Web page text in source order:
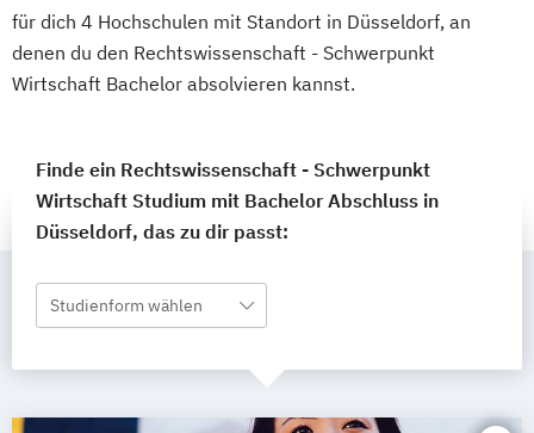
für dich 4 Hochschulen mit Standort in Düsseldorf, an
denen du den Rechtswissenschaft - Schwerpunkt
Wirtschaft Bachelor absolvieren kannst.
Finde ein Rechtswissenschaft - Schwerpunkt
Wirtschaft Studium mit Bachelor Abschluss in
Düsseldorf, das zu dir passt:
Studienform wählen